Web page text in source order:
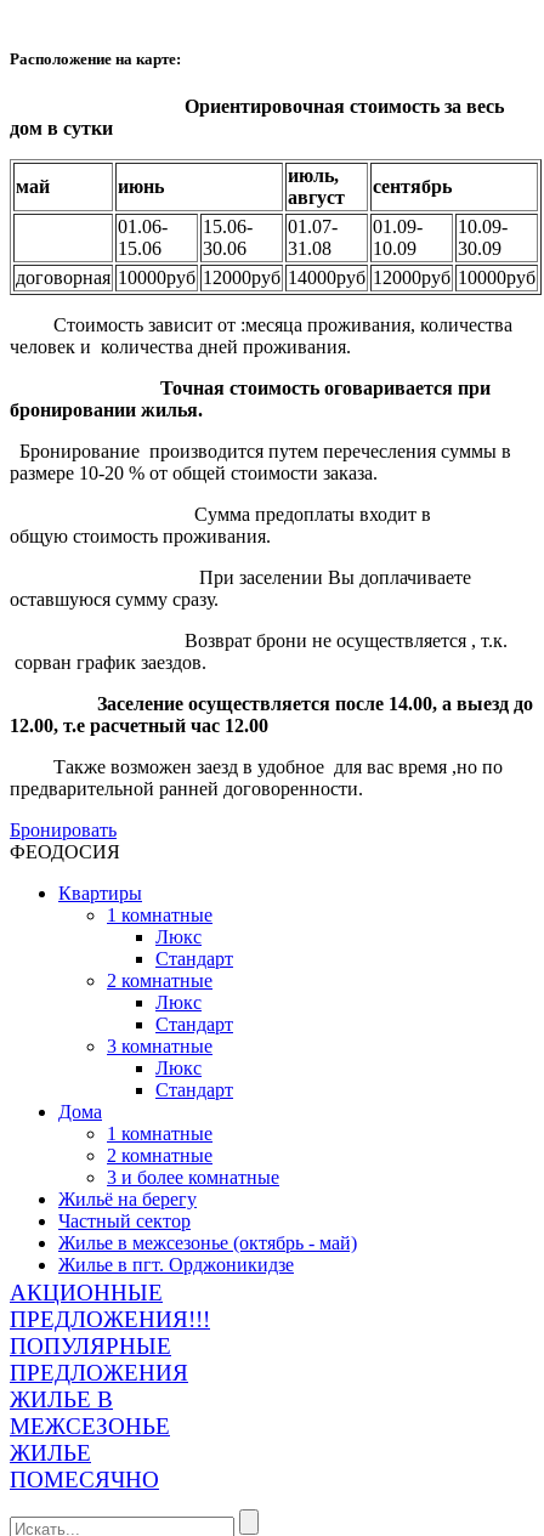
Расположение на карте:
Ориентировочная стоимость за весь
дом в сутки
май июнь
июль,
август
сентябрь
01.06-
15.06
15.06-
30.06
01.07-
31.08
01.09-
10.09
10.09-
30.09
договорная 10000руб 12000руб 14000руб 12000руб 10000руб
Стоимость зависит от :месяца проживания, количества
человек и количества дней проживания.
Точная стоимость оговаривается при
бронировании жилья.
Бронирование производится путем перечесления суммы в
размере 10-20 % от общей стоимости заказа.
Сумма предоплаты входит в
общую стоимость проживания.
При заселении Вы доплачиваете
оставшуюся сумму сразу.
Возврат брони не осуществляется , т.к.
сорван график заездов.
Заселение осуществляется после 14.00, а выезд до
12.00, т.е расчетный час 12.00
Также возможен заезд в удобное для вас время ,но по
предварительной ранней договоренности.
Бронировать
ФЕОДОСИЯ
Квартиры
1 комнатные
Люкс
Стандарт
2 комнатные
Люкс
Стандарт
3 комнатные
Люкс
Стандарт
Дома
1 комнатные
2 комнатные
3 и более комнатные
Жильё на берегу
Частный сектор
Жилье в межсезонье (октябрь - май)
Жилье в пгт. Орджоникидзе
АКЦИОННЫЕ
ПРЕДЛОЖЕНИЯ!!!
ПОПУЛЯРНЫЕ
ПРЕДЛОЖЕНИЯ
ЖИЛЬЕ В
МЕЖСЕЗОНЬЕ
ЖИЛЬЕ
ПОМЕСЯЧНО